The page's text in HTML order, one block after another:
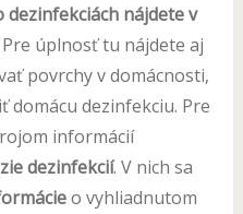
nájdete v
Pre úplnosť tu nájdete aj
povrchy v domácnosti,
domácu dezinfekciu. Pre
informácií
dezinfekcií. V nich sa
o vyhliadnutom